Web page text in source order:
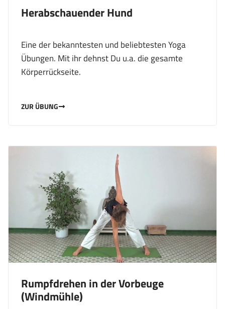
Herabschauender Hund
Eine der bekanntesten und beliebtesten Yoga
Übungen. Mit ihr dehnst Du u.a. die gesamte
Körperrückseite.
ZUR ÜBUNG
Rumpfdrehen in der Vorbeuge
(Windmühle)